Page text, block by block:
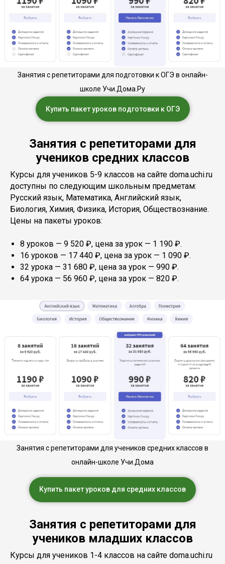
Занятия с репетиторами для подготовки к ОГЭ в онлайн-
школе Учи.Дома.Ру
Купить пакет уроков подготовки к ОГЭ
Занятия с репетиторами для
учеников средних классов
Курсы для учеников 5-9 классов на сайте doma.uchi.ru
доступны по следующим школьным предметам:
Русский язык, Математика, Английский язык,
Биология, Химия, Физика, История, Обществознание.
Цены на пакеты уроков:
8 уроков — 9 520 ₽, цена за урок — 1 190 ₽.
16 уроков — 17 440 ₽, цена за урок — 1 090 ₽.
32 урока — 31 680 ₽, цена за урок — 990 ₽.
64 урока — 56 960 ₽, цена за урок — 820 ₽.
Занятия с репетиторами для учеников средних классов в
онлайн-школе Учи.Дома
Купить пакет уроков для средних классов
Занятия с репетиторами для
учеников младших классов
Курсы для учеников 1-4 классов на сайте doma.uchi.ru